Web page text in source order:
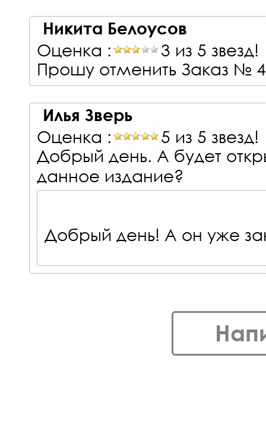
Никита Белоусов
Оценка :
3 из 5 звезд!
Прошу отменить Заказ №
Илья Зверь
Оценка :
5 из 5 звезд!
Добрый день. А будет
данное издание?
Добрый день! А он уже